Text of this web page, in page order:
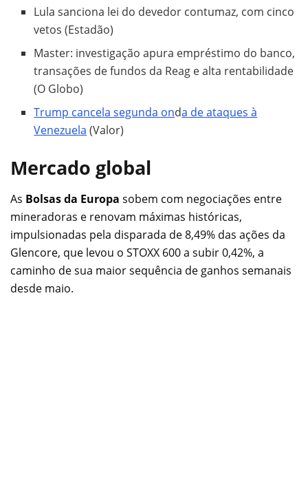
Lula sanciona lei do devedor contumaz, com cinco
vetos (Estadão)
Master: investigação apura empréstimo do banco,
transações de fundos da Reag e alta rentabilidade
(O Globo)
Trump cancela segunda onda de ataques à
Venezuela (Valor)
Mercado global
As Bolsas da Europa sobem com negociações entre
mineradoras e renovam máximas históricas,
impulsionadas pela disparada de 8,49% das ações da
Glencore, que levou o STOXX 600 a subir 0,42%, a
caminho de sua maior sequência de ganhos semanais
desde maio.